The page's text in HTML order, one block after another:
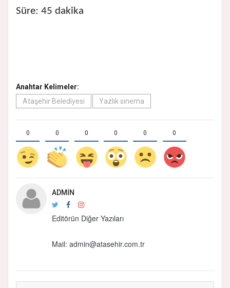
Süre: 45 dakika
Anahtar Kelimeler:
Ataşehir Belediyesi
Yazlık sinema
0 0 0 0 0 0
ADMIN
Editörün Diğer Yazıları
Mail: admin@atasehir.com.tr